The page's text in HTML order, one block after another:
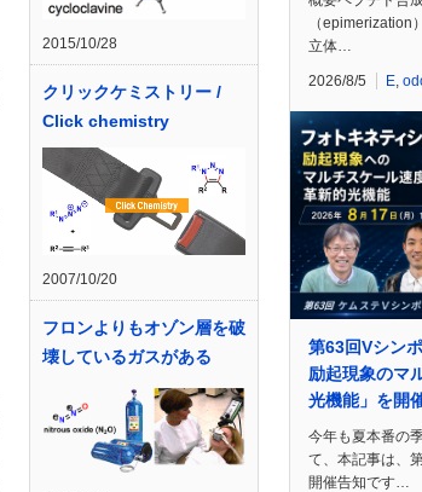
2015/10/28
クリックケミストリー /
Click chemistry
2007/10/20
フロンよりもオゾン層を破
壊しているガスがある
（epimerization
立体…
2026/8/5 E,
第63回Vシン
励起現象のマ
光機能」を開
今年も夏本番の
て、本記事は、
開催告知です…